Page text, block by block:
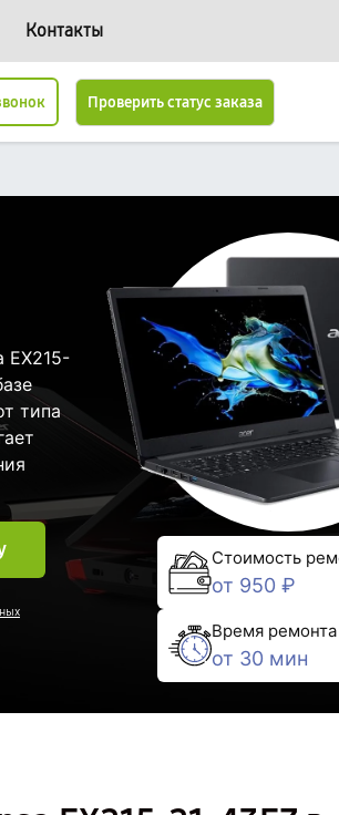
Контакты
Проверить статус заказа
EX215-
типа
Стоимость
от 950 ₽
Время ремонта
от 30 мин